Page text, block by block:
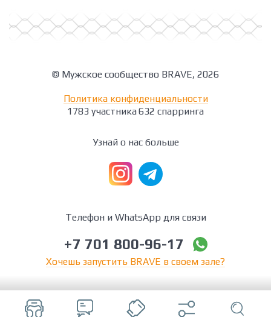
© Мужское сообщество BRAVE, 2026
Политика конфиденциальности
1783 участника632 спарринга
Узнай о нас больше
Телефон и WhatsApp для связи
+7 701 800-96-17
Хочешь запустить BRAVE в своем зале?